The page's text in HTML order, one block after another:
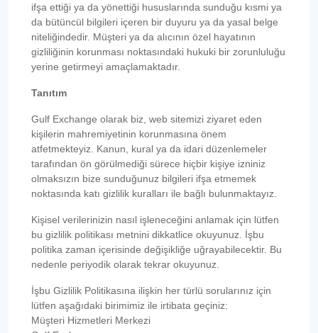
ifşa ettiği ya da yönettiği hususlarında sunduğu kısmi ya
da bütüncül bilgileri içeren bir duyuru ya da yasal belge
niteliğindedir. Müşteri ya da alıcının özel hayatının
gizliliğinin korunması noktasındaki hukuki bir zorunluluğu
yerine getirmeyi amaçlamaktadır.
Tanıtım
Gulf Exchange olarak biz, web sitemizi ziyaret eden
kişilerin mahremiyetinin korunmasına önem
atfetmekteyiz. Kanun, kural ya da idari düzenlemeler
tarafından ön görülmediği sürece hiçbir kişiye izniniz
olmaksızın bize sunduğunuz bilgileri ifşa etmemek
noktasında katı gizlilik kuralları ile bağlı bulunmaktayız.
Kişisel verilerinizin nasıl işleneceğini anlamak için lütfen
bu gizlilik politikası metnini dikkatlice okuyunuz. İşbu
politika zaman içerisinde değişikliğe uğrayabilecektir. Bu
nedenle periyodik olarak tekrar okuyunuz.
İşbu Gizlilik Politikasına ilişkin her türlü sorularınız için
lütfen aşağıdaki birimimiz ile irtibata geçiniz:
Müşteri Hizmetleri Merkezi